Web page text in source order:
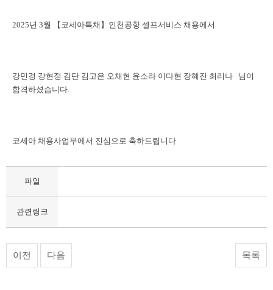
2025년 3월 【코세아특채】인천공항 셀프서비스 채용에서
강민경 강현정 김단 김고은 오채현 윤소라 이다현 장혜진 최리나 님이
합격하셨습니다. ​
코세아 채용사업부에서 진심으로 축하드립니다
파일
관련링크
이전 다음 목록